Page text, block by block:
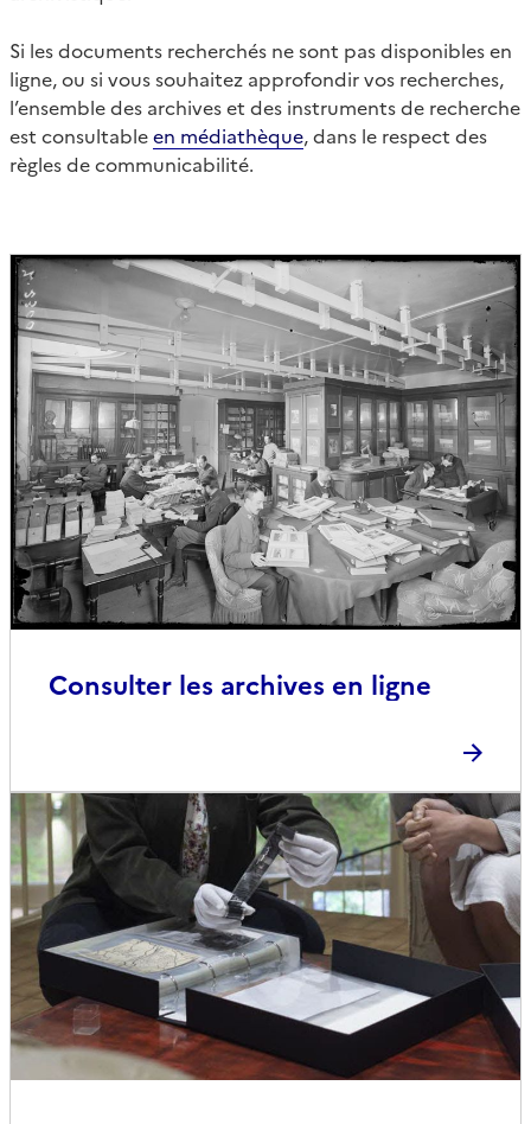
Si les documents recherchés ne sont pas disponibles en
ligne, ou si vous souhaitez approfondir vos recherches,
l’ensemble des archives et des instruments de recherche
est consultableen médiathèque, dans le respect des
règles de communicabilité.
Consulter les archives en ligne